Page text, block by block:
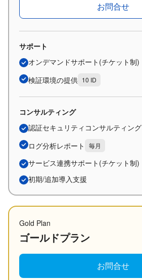
お問合せ
サポート
オンデマンドサポート(チケット制)
検証環境の提供 10 ID
コンサルティング
認証セキュリティコンサルティング
ログ分析レポート
毎月
サービス連携サポート(チケット制)
初期/追加導入支援
Gold Plan
ゴールドプラン
お問合せ